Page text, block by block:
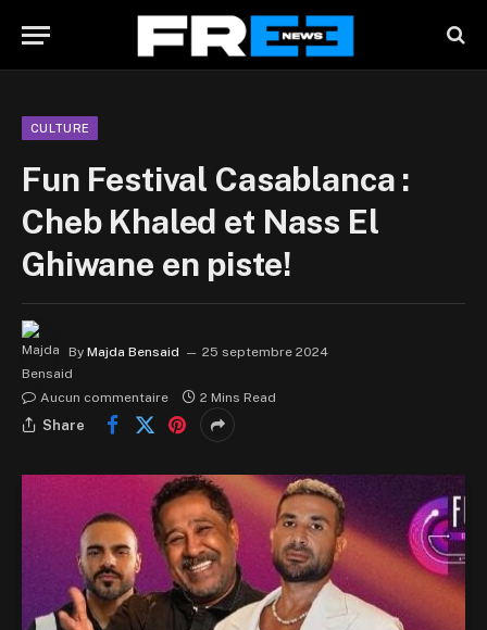
CULTURE
Fun Festival Casablanca :
Cheb Khaled et Nass El
Ghiwane en piste!
By Majda Bensaid 25 septembre 2024
Aucun commentaire 2 Mins Read
Share